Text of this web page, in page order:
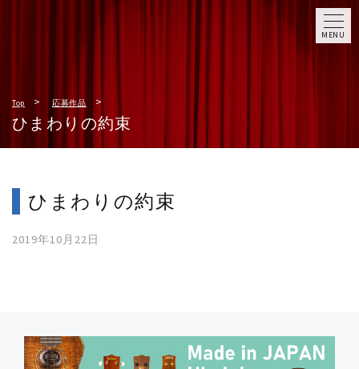
MENU
Top 応募作品
ひまわりの約束
ひまわりの約束
2019年10月22日